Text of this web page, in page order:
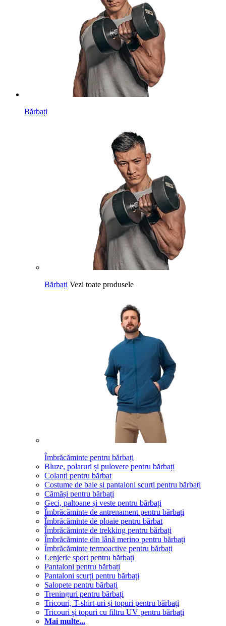
Bărbați
Bărbați Vezi toate produsele
Îmbrăcăminte pentru bărbați
Bluze, polaruri și pulovere pentru bărbați
Colanți pentru bărbat
Costume de baie și pantaloni scurți pentru bărbați
Cămăși pentru bărbați
Geci, paltoane și veste pentru bărbați
Îmbrăcăminte de antrenament pentru bărbați
Îmbrăcăminte de ploaie pentru bărbat
Îmbrăcăminte de trekking pentru bărbați
Îmbrăcăminte din lână merino pentru bărbați
Îmbrăcăminte termoactive pentru bărbați
Lenjerie sport pentru bărbați
Pantaloni pentru bărbați
Pantaloni scurți pentru bărbați
Salopete pentru bărbați
Treninguri pentru bărbați
Tricouri, T-shirt-uri și topuri pentru bărbați
Tricouri și topuri cu filtru UV pentru bărbați
Mai multe...